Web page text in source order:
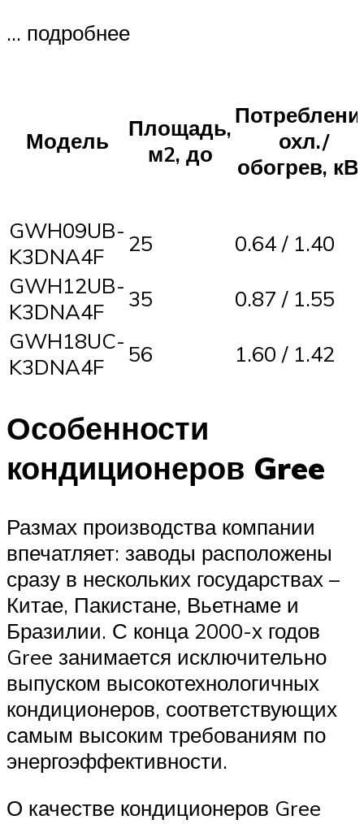
… подробнее
Модель
Площадь,
м2, до
охл./
обогрев,
GWH09UB-
K3DNA4F
25
0.64 / 1.40
GWH12UB-
K3DNA4F
35
0.87 / 1.55
GWH18UC-
K3DNA4F
56 1.60 / 1.42
Особенности
кондиционеров Gree
Размах производства компании
впечатляет: заводы расположены
сразу в нескольких государствах –
Китае, Пакистане, Вьетнаме и
Бразилии. С конца 2000-х годов
Gree занимается исключительно
выпуском высокотехнологичных
кондиционеров, соответствующих
самым высоким требованиям по
энергоэффективности.
О качестве кондиционеров Gree